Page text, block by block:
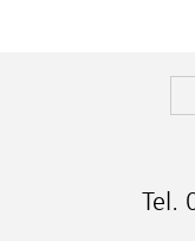
Tel.